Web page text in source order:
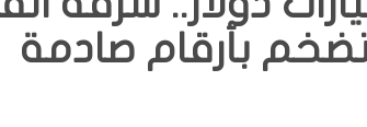
بأرقام صادمة